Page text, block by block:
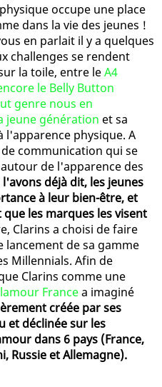
occupe une place
dans la vie des jeunes !
en parlait il y a quelques
challenges se rendent
la toile, entre leA4
le Belly Button
genre nous en
jeune génération et sa
physique. A
communication qui se
de l'apparence des
déjà dit, les jeunes
à leur bien-être, et
les marques les visent
Clarins a choisi de faire
lancement de sa gamme
Millennials. Afin de
Clarins comme une
Francea imaginé
créée par ses
et déclinée sur les
dans 6 pays (France,
Russie et Allemagne).